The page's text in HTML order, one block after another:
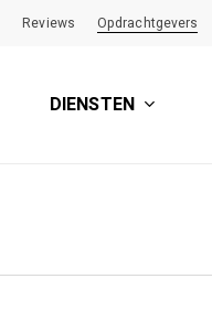
Reviews Opdrachtgevers
DIENSTEN